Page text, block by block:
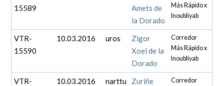
15589
Amets de
la Dorado
Más Rápido x
Inoubliyab
VTR-
15590
10.03.2016 uros
Zigor
Xoel de la
Dorado
Corredor
Más Rápido x
Inoubliyab
VTR-
10.03.2016 narttu
Zuriñe
Corredor